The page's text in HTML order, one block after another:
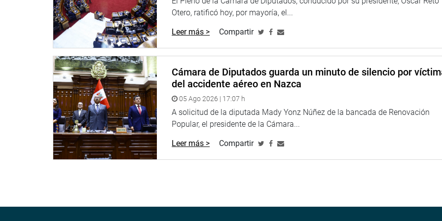
Otero, ratificó hoy, por mayoría, el...
Leer más > Compartir
Cámara de Diputados guarda un minuto de silencio por
del accidente aéreo en Nazca
05 Ago 2026 | 17:07 h
A solicitud de la diputada Mady Yonz Núñez de la bancada de Renovación
Popular, el presidente de la Cámara...
Leer más > Compartir